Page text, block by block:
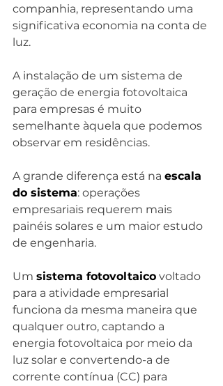
companhia, representando uma
significativa economia na conta de
luz.
A instalação de um sistema de
geração de energia fotovoltaica
para empresas é muito
semelhante àquela que podemos
observar em residências.
A grande diferença está na escala
do sistema: operações
empresariais requerem mais
painéis solares e um maior estudo
de engenharia.
Um sistema fotovoltaico voltado
para a atividade empresarial
funciona da mesma maneira que
qualquer outro, captando a
energia fotovoltaica por meio da
luz solar e convertendo-a de
corrente contínua (CC) para